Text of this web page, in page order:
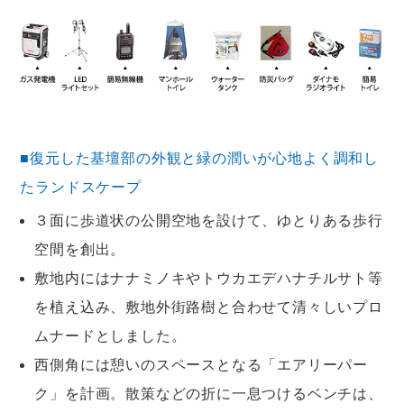
■復元した基壇部の外観と緑の潤いが心地よく調和し
たランドスケープ
３面に歩道状の公開空地を設けて、ゆとりある歩行
空間を創出。
敷地内にはナナミノキやトウカエデハナチルサト等
を植え込み、敷地外街路樹と合わせて清々しいプロ
ムナードとしました。
西側角には憩いのスペースとなる「エアリーパー
ク」を計画。散策などの折に一息つけるベンチは、